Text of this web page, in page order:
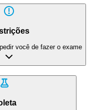
você de fazer o exame